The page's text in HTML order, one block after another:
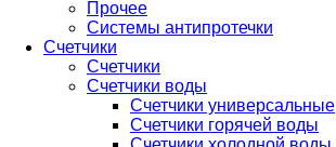
Прочее
Системы антипротечки
Счетчики
Счетчики
Счетчики воды
Счетчики универсальные
Счетчики горячей воды